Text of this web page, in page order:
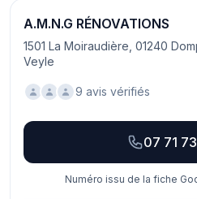
A.M.N.G RÉNOVATIONS
1501 La Moiraudière, 01240
Veyle
9 avis vérifiés
07 71
Numéro issu de la fiche